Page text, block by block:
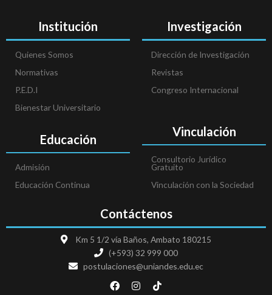
Institución
Quienes Somos
Normativas
P.E.D.I
Bienestar Universitario
Educación
Admisión
Educación Continua
Investigación
Dirección de Investigación
Revistas
Congreso Internacional
Vinculación
Consultorio Jurídico
Gratuito
Vinculación con la Sociedad
Contáctenos
Km 5 1/2 vía Baños, Ambato 180215
(+593) 32 999 000
postulaciones@uniandes.edu.ec
F
a
I
n
T
i